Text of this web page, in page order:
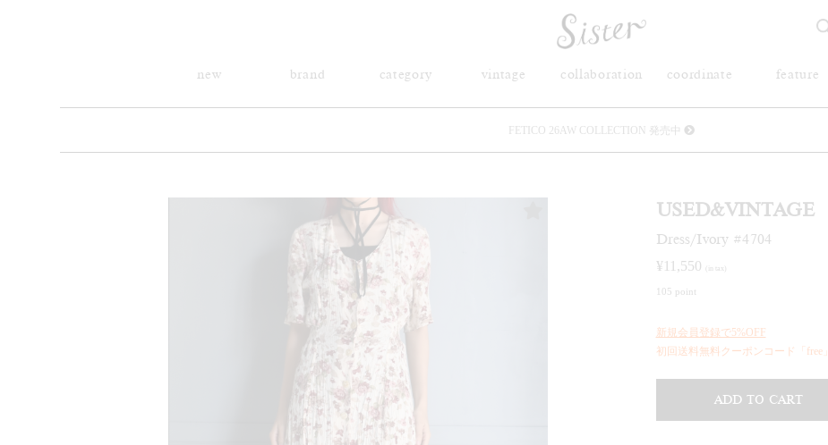
new brand category vintage collaboration coordinate feature
FETICO 26AW COLLECTION 発売中
Sister(渋谷区松濤) 店舗休業のご案内
発売中 : Sister × 前原光榮商店
USED&VINTAGE
Dress/Ivory #4704
¥ 11,550 (in tax)
105 point
新規会員登録で5%OFF
初回送料無料クーポンコード「free」
ADD TO CART